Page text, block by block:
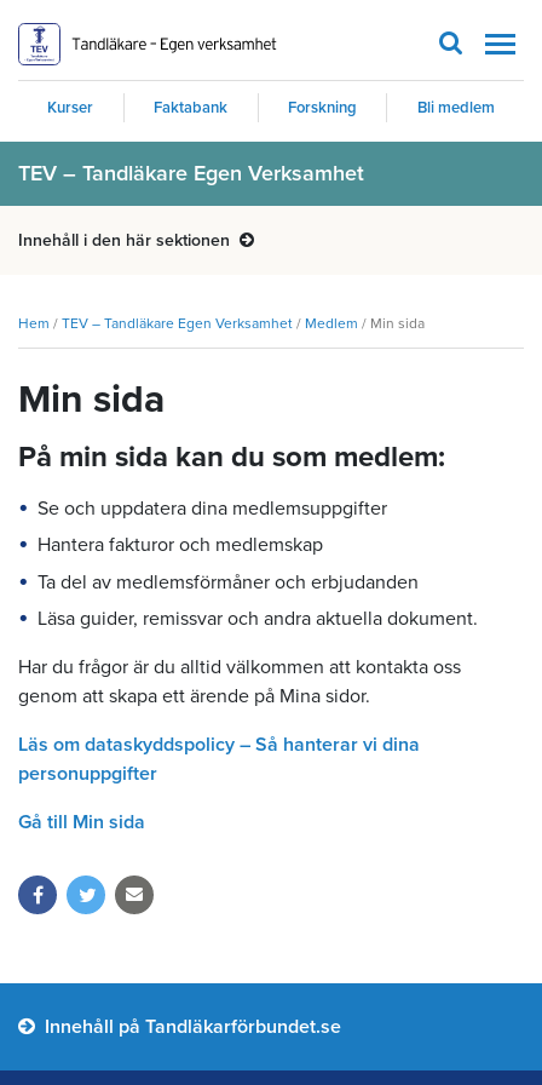
Kurser Faktabank Forskning Bli medlem
TEV – Tandläkare Egen Verksamhet
Innehåll i den här sektionen
Hem / TEV – Tandläkare Egen Verksamhet / Medlem / Min sida
Min sida
På min sida kan du som medlem:
Se och uppdatera dina medlemsuppgifter
Hantera fakturor och medlemskap
Ta del av medlemsförmåner och erbjudanden
Läsa guider, remissvar och andra aktuella dokument.
Har du frågor är du alltid välkommen att kontakta oss
genom att skapa ett ärende på Mina sidor.
Läs om dataskyddspolicy – Så hanterar vi dina
personuppgifter
Gå till Min sida
Innehåll på Tandläkarförbundet.se